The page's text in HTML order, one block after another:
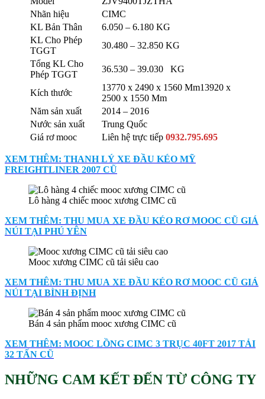
Nhãn hiệu
CIMC
KL Bản Thân
6.050 – 6.180 KG
KL Cho Phép
TGGT
30.480 – 32.850 KG
Tổng KL Cho
Phép TGGT
36.530 – 39.030 KG
Kích thước
13770 x 2490 x 1560 Mm13920 x
2500 x 1550 Mm
Năm sản xuất
2014 – 2016
Nước sản xuất
Trung Quốc
Giá rơ mooc
Liên hệ trực tiếp 0932.795.695
XEM THÊM: THANH LÝ XE ĐẦU KÉO MỸ
FREIGHTLINER 2007 CŨ
Lô hàng 4 chiếc mooc xương CIMC cũ
XEM THÊM: THU MUA XE ĐẦU KÉO RƠ MOOC CŨ GIÁ
NÚI TẠI PHÚ YÊN
Mooc xương CIMC cũ tải siêu cao
XEM THÊM: THU MUA XE ĐẦU KÉO RƠ MOOC CŨ GIÁ
NÚI TẠI BÌNH ĐỊNH
Bán 4 sản phẩm mooc xương CIMC cũ
XEM THÊM: MOOC LỒNG CIMC 3 TRỤC 40FT 2017 TẢI
32 TẤN CŨ
NHỮNG CAM KẾT ĐẾN TỪ CÔNG TY